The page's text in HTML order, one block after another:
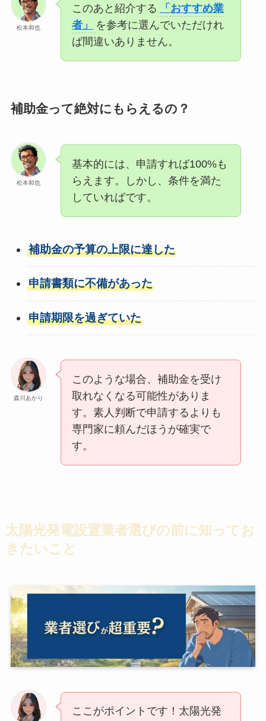
松本和也
このあと紹介する
「おすすめ業
者」
を参考に選んでいただけれ
ば間違いありません。
補助金って絶対にもらえるの？
松本和也
基本的には、申請すれば100%も
らえます。しかし、条件を満た
していればです。
補助金の予算の上限に達した
申請書類に不備があった
申請期限を過ぎていた
森川あかり
このような場合、補助金を受け
取れなくなる可能性がありま
す。素人判断で申請するよりも
専門家に頼んだほうが確実で
す。
太陽光発電設置業者選びの前に知ってお
きたいこと
ここがポイントです！太陽光発